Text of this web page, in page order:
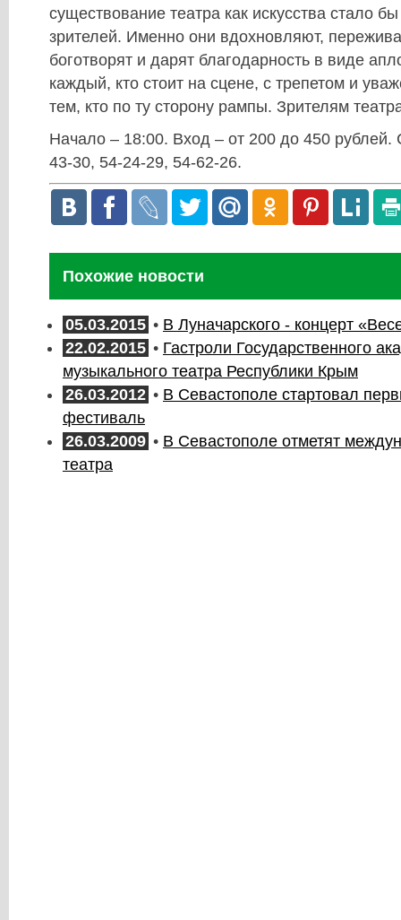
существование театра как искусства стало
зрителей. Именно они вдохновляют,
боготворят и дарят благодарность в виде
каждый, кто стоит на сцене, с трепетом и
тем, кто по ту сторону рампы. Зрителям
Начало – 18:00. Вход – от 200 до 450 рублей.
43-30, 54-24-29, 54-62-26.
Похожие новости
05.03.2015 • В Луначарского - концерт
22.02.2015 • Гастроли Государственного
музыкального театра Республики Крым
26.03.2012 • В Севастополе стартовал
фестиваль
26.03.2009 • В Севастополе отметят
театра